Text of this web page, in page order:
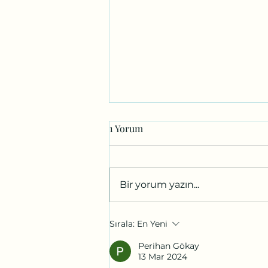
Karşıyaka'da Karuna Yoga
1 Yorum
Bir yorum yazın...
Sırala: En Yeni
Perihan Gökay
13 Mar 2024